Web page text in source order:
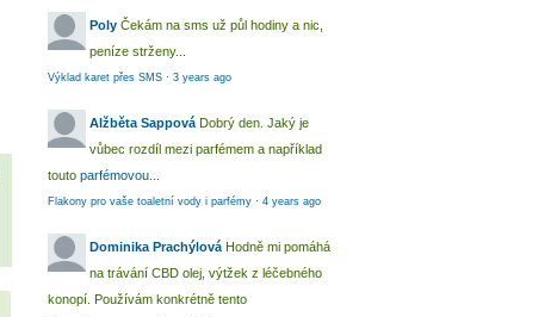
Poly Čekám na sms už půl hodiny a nic,
peníze strženy...
Výklad karet přes SMS · 3 years ago
Alžběta Sappová Dobrý den. Jaký je
vůbec rozdíl mezi parfémem a například
touto parfémovou...
Flakony pro vaše toaletní vody i parfémy · 4 years ago
Dominika Prachýlová Hodně mi pomáhá
na trávání CBD olej, výtžek z léčebného
konopí. Používám konkrétně tento